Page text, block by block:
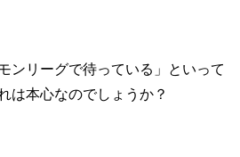
ンリーグで待っている」といって
は本心なのでしょうか？